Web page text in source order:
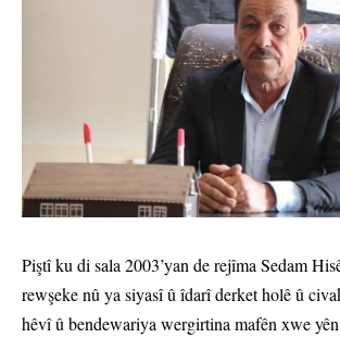
Piştî ku di sala 2003’yan de rejîma Sedam
rewşeke nû ya siyasî û îdarî derket holê û
hêvî û bendewariya wergirtina mafên xwe